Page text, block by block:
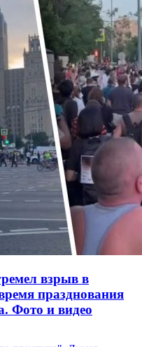
взрыв в
празднования
Фото и видео